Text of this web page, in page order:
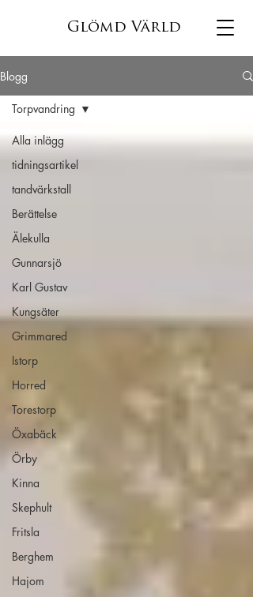
Glömd Värld
Blogg
Alla inlägg
tidningsartikel
tandvärkstall
Berättelse
Älekulla
Gunnarsjö
Karl Gustav
Kungsäter
Grimmared
Istorp
Horred
Torestorp
Öxabäck
Örby
Kinna
Skephult
Fritsla
Berghem
Hajom
Torpvandring